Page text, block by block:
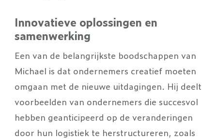
Innovatieve oplossingen en
samenwerking
Een van de belangrijkste boodschappen van
Michael is dat ondernemers creatief moeten
omgaan met de nieuwe uitdagingen. Hij deelt
voorbeelden van ondernemers die succesvol
hebben geanticipeerd op de veranderingen
door hun logistiek te herstructureren, zoals